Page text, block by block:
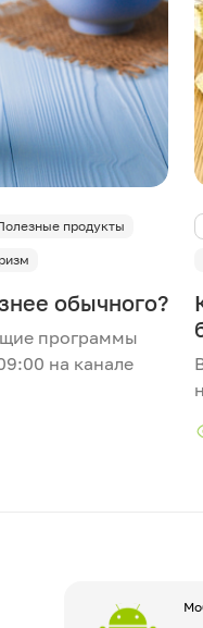
продукты
обычного?
программы
на канале